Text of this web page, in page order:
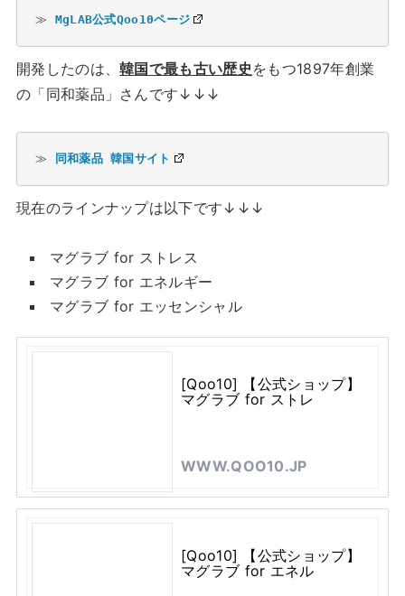
≫ MgLAB公式Qoo10ページ
開発したのは、韓国で最も古い歴史 をもつ1897年創業
の「同和薬品」さんです↓↓↓
≫ 同和薬品 韓国サイト
現在のラインナップは以下です↓↓↓
マグラブ for ストレス
マグラブ for エネルギー
マグラブ for エッセンシャル
[Qoo10] 【公式ショップ】
マグラブ for ストレ
WWW.QOO10.JP
[Qoo10] 【公式ショップ】
マグラブ for エネル